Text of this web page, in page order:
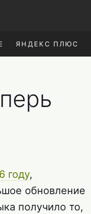
ЯНДЕКС ПЛЮС
году,
обновление
получило то,